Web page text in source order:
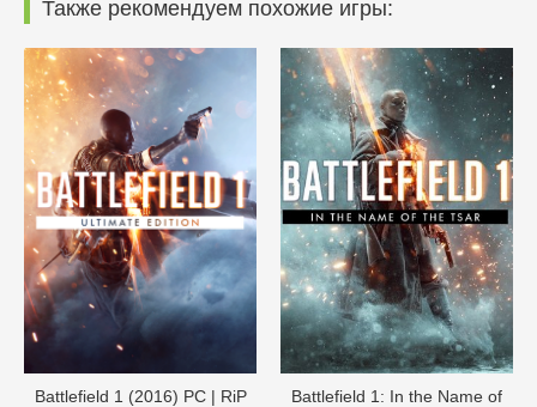
Также рекомендуем похожие игры:
Battlefield 1 (2016) PC | RiP
Battlefield 1: In the Name of